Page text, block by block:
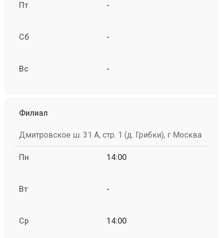
Пт -
Сб -
Вс -
Филиал
Дмитровское ш. 31 А, стр. 1 (д. Грибки), г Москва
Пн 14:00
Вт -
Ср 14:00